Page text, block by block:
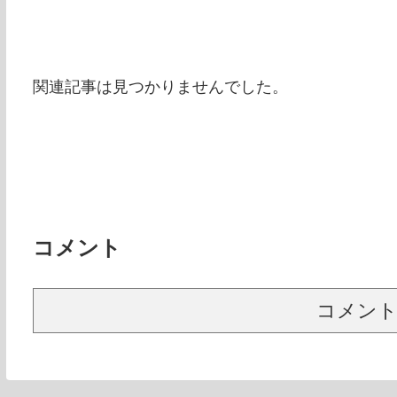
関連記事は見つかりませんでした。
コメント
コメン